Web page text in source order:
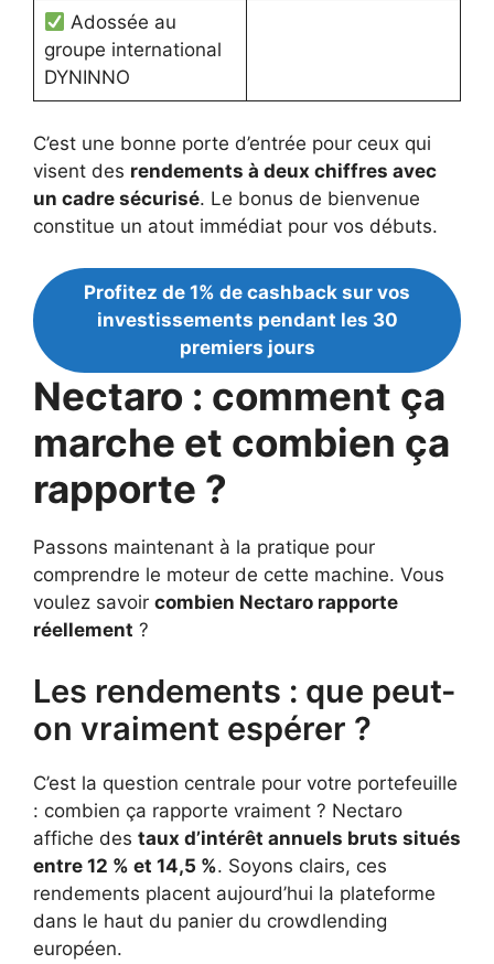
Adossée au
groupe international
DYNINNO
C’est une bonne porte d’entrée pour ceux qui
visent des rendements à deux chiffres avec
un cadre sécurisé. Le bonus de bienvenue
constitue un atout immédiat pour vos débuts.
Profitez de 1% de cashback sur vos
investissements pendant les 30
premiers jours
Nectaro : comment ça
marche et combien ça
rapporte ?
Passons maintenant à la pratique pour
comprendre le moteur de cette machine. Vous
voulez savoir combien Nectaro rapporte
réellement ?
Les rendements : que peut-
on vraiment espérer ?
C’est la question centrale pour votre portefeuille
: combien ça rapporte vraiment ? Nectaro
affiche des taux d’intérêt annuels bruts situés
entre 12 % et 14,5 %. Soyons clairs, ces
rendements placent aujourd’hui la plateforme
dans le haut du panier du crowdlending
européen.